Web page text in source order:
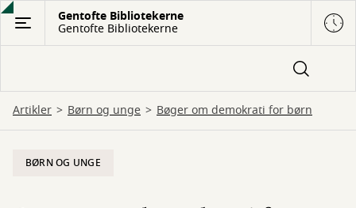
Gå
hovedindhold
Gentofte Bibliotekerne
Gentofte Bibliotekerne
Artikler Børn og unge Bøger om demokrati for børn
BØRN OG UNGE